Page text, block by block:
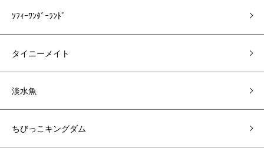
ｿﾌｨｰﾜﾝﾀﾞｰﾗﾝﾄﾞ
タイニーメイト
淡水魚
ちびっこキングダム